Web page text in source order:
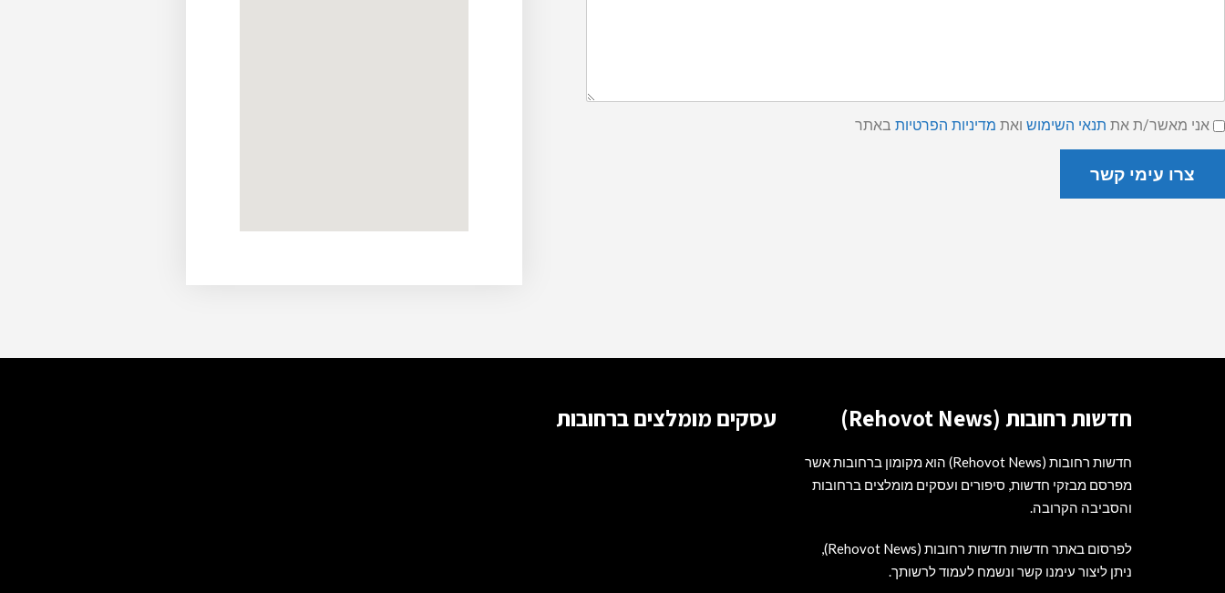
תנאי
שימוש
ומדיניות
אני מאשר/ת את תנאי השימוש ואת מדיניות הפרטיות באתר
צרו עימי קשר
חדשות רחובות (Rehovot News)
חדשות רחובות (Rehovot News) הוא מקומון ברחובות אשר
מפרסם מבזקי חדשות, סיפורים ועסקים מומלצים ברחובות
והסביבה הקרובה.
לפרסום באתר חדשות חדשות רחובות (Rehovot News),
ניתן ליצור עימנו קשר ונשמח לעמוד לרשותך.
עסקים מומלצים ברחובות